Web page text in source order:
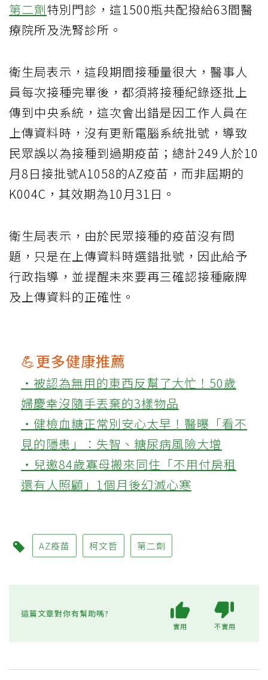
第二劑特別門診，這1500瓶共配撥給63間醫
療院所及洗腎診所。
衛生局表示，這段期間接種量很大，醫事人
員每次接種完畢後，都須將接種紀錄逐批上
傳到中央系統，這次會出錯是因工作人員在
上傳資料時，沒有更新電腦系統批號，導致
民眾誤以為接種到過期疫苗；總計249人於10
月8日接批號A1058的AZ疫苗，而非屆期的
K004C，其效期為10月31日。
衛生局表示，由於民眾接種的疫苗沒有問
題，只是在上傳資料時選錯批號，因此給予
行政指導，並提醒未來要再三確認接種廠牌
及上傳資料的正確性。
💪更多健康推薦
‧被認為無用的東西反幫了大忙！50歲
婦慶幸沒隨手丟棄的3樣物品
‧健檢血糖正常別安心太早！醫曝「看不
見的隱患」：失智、糖尿病風險大增
‧兒邀84歲寡母搬來同住「不用付房租
還有人照顧」1個月後幻滅心寒
AZ疫苗 柯文哲 第二劑
這篇文章對你有幫助嗎?
實用 不實用